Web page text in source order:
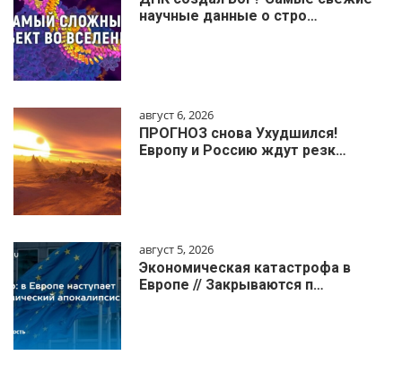
научные данные о стро…
август 6, 2026
ПРОГНОЗ снова Ухудшился!
Европу и Россию ждут резк…
август 5, 2026
Экономическая катастрофа в
Европе // Закрываются п…